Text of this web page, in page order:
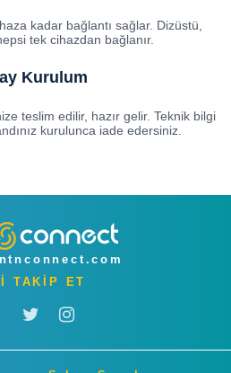
kadar bağlantı sağlar. Dizüstü,
tek cihazdan bağlanır.
Kurulum
teslim edilir, hazır gelir. Teknik bilgi
kurulunca iade edersiniz.
TAKİP ET